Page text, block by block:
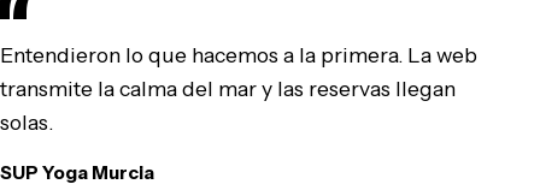
Entendieron lo que hacemos a la primera. La web
transmite la calma del mar y las reservas llegan
solas.
SUP Yoga Murcia